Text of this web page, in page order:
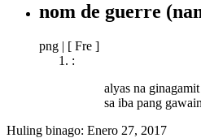
nom de guerre
png | [ Fre ]
:
alyas na
sa iba pang gawain
Huling binago: Enero 27, 2017